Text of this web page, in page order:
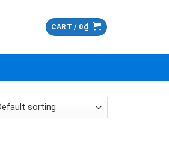
CART / 0₫